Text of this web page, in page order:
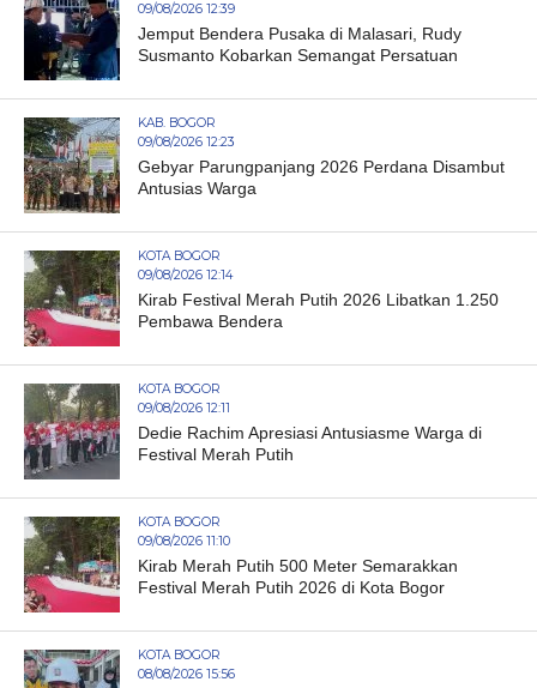
09/08/2026 12:39
Jemput Bendera Pusaka di Malasari, Rudy
Susmanto Kobarkan Semangat Persatuan
KAB. BOGOR
09/08/2026 12:23
Gebyar Parungpanjang 2026 Perdana Disambut
Antusias Warga
KOTA BOGOR
09/08/2026 12:14
Kirab Festival Merah Putih 2026 Libatkan 1.250
Pembawa Bendera
KOTA BOGOR
09/08/2026 12:11
Dedie Rachim Apresiasi Antusiasme Warga di
Festival Merah Putih
KOTA BOGOR
09/08/2026 11:10
Kirab Merah Putih 500 Meter Semarakkan
Festival Merah Putih 2026 di Kota Bogor
KOTA BOGOR
08/08/2026 15:56